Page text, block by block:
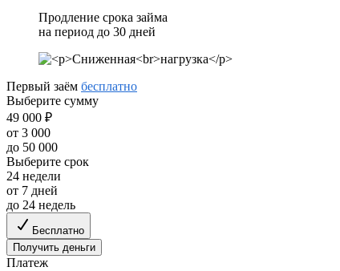
Продление срока займа
на период до 30 дней
Первый заём бесплатно
Выберите сумму
49 000 ₽
от 3 000
до 50 000
Выберите срок
24 недели
от 7 дней
до 24 недель
Бесплатно
Получить деньги
Платеж